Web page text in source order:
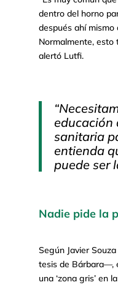
dentro del horno
después ahí mismo
Normalmente, esto
alertó Lutfi.
educación
sanitaria
entienda
puede ser
Nadie pide la
Según Javier
tesis de Bárbara—,
una ‘zona gris’ en